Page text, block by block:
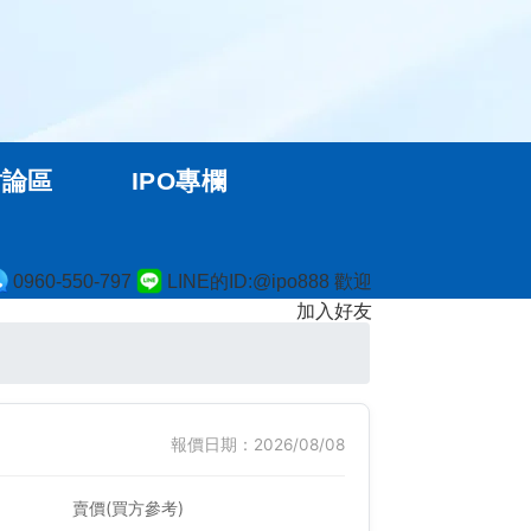
0960-550-797
LINE的ID:@ipo888 歡迎
加入好友
區 IPO專欄
報價日期：2026/08/08
賣價(買方參考)